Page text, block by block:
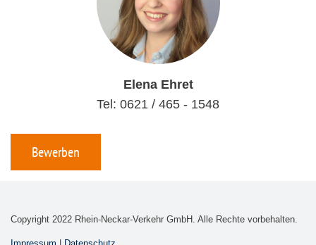
Elena Ehret
Tel: 0621 / 465 - 1548
Bewerben
Copyright 2022 Rhein-Neckar-Verkehr GmbH. Alle Rechte vorbehalten.